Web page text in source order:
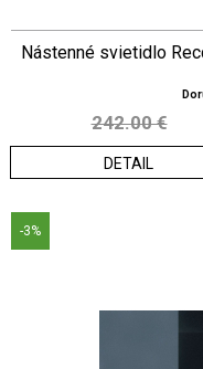
Nástenné svietidlo
242.00 €
DETAIL
-3%